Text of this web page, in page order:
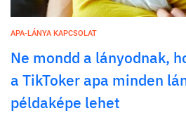
APA-LÁNYA KAPCSOLAT
Ne mondd a lányodnak,
a TikToker apa minden
példaképe lehet